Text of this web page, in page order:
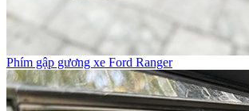
Phím gập gương xe Ford Ranger